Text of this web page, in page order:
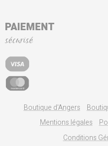
PAIEMENT
sécurisé
Boutique d'Angers
Mentions légales
Conditions